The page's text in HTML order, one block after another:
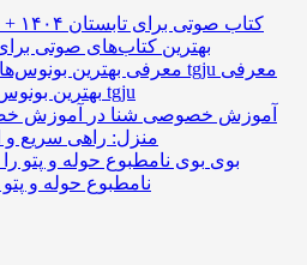
بهترین کتاب‌های صوتی
معرفی
بهترین بونوس‌های فارکس در سایت tgju
آموزش خصوصی شنا در
منزل: راهی سریع و
بوی
نامطبوع حوله و پتو